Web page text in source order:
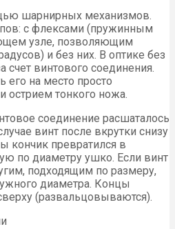
шарнирных механизмов.
с флексами (пружинным
узле, позволяющим
и без них. В оптике без
винтового соединения.
его на место просто
острием тонкого ножа.
соединение расшаталось
винт после вкрутки снизу
кончик превратился в
по диаметру ушко. Если винт
подходящим по размеру,
диаметра. Концы
(развальцовываются).